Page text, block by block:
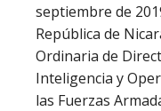
septiembre de
República de
Ordinaria de
Inteligencia y
las Fuerzas